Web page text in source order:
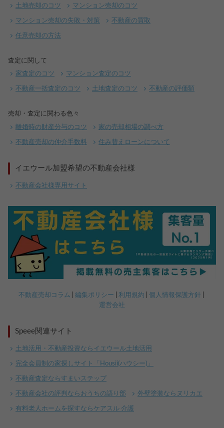
土地売却のコツ マンション売却のコツ
マンション売却の失敗・対策 不動産の買取
任意売却の方法
査定に関して
家査定のコツ マンション査定のコツ
不動産一括査定のコツ 土地査定のコツ 不動産の評価額
売却・査定に関わる色々
離婚時の財産分与のコツ 家の売却相場の調べ方
不動産売却の仲介手数料 住み替えローンについて
イエウール加盟希望の不動産会社様
不動産会社様専用サイト
不動産売却コラム 編集ポリシー 利用規約
個人情報保護方針
運営会社
Speee関連サイト
土地活用・不動産投資ならイエウール土地活用
完全会員制の家探しサイト「Housii(ハウシー)」
不動産査定ならすまいステップ
不動産会社の評判ならおうちの語り部 外壁塗装ならヌリカエ
有料老人ホームを探すならケアスル 介護